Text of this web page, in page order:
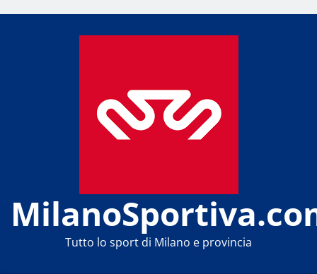
Tutto lo sport di Milano e provincia